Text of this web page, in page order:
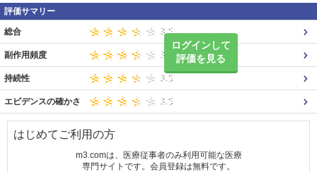
評価サマリー
ログインして
評価を見る
総合
副作用頻度
持続性
エビデンスの確かさ
はじめてご利用の方
m3.comは、医療従事者のみ利用可能な医療
専門サイトです。会員登録は無料です。